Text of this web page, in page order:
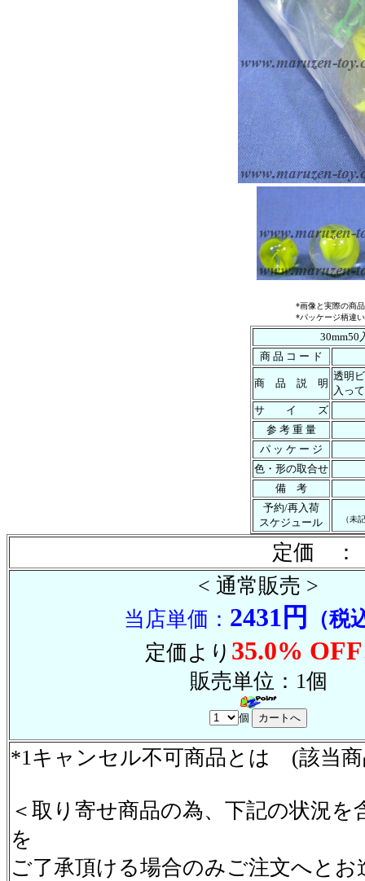
*画像と実際の商
*パッケージ柄違
30mm50
商 品 コ ー ド
商 品 説 明
透明
入っ
サ イ ズ
参 考 重 量
パ ッ ケ ー ジ
色・形の取合せ
備 考
予約/再入荷
スケジュール
（未
定価 ：
< 通常販売 >
当店単価： 2431円
（税
定価より 35.0%
販売単位：1個
個
*1キャンセル不可商品とは (該当
＜取り寄せ商品の為、下記の状況
を
ご了承頂ける場合のみご注文へとお